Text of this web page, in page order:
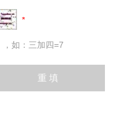
如：三加四=7